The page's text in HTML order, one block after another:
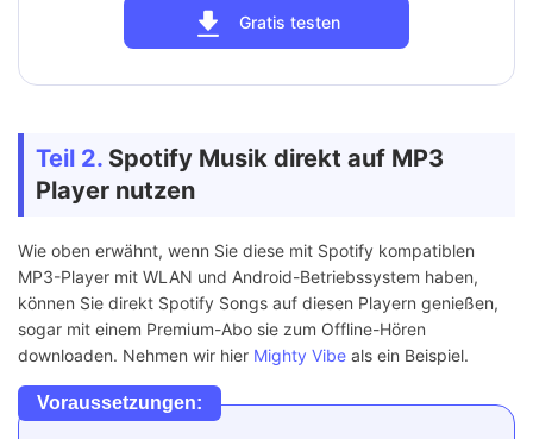
Gratis testen
Teil 2. Spotify Musik direkt auf MP3
Player nutzen
Wie oben erwähnt, wenn Sie diese mit Spotify kompatiblen
MP3-Player mit WLAN und Android-Betriebssystem haben,
können Sie direkt Spotify Songs auf diesen Playern genießen,
sogar mit einem Premium-Abo sie zum Offline-Hören
downloaden. Nehmen wir hier Mighty Vibe als ein Beispiel.
Voraussetzungen: